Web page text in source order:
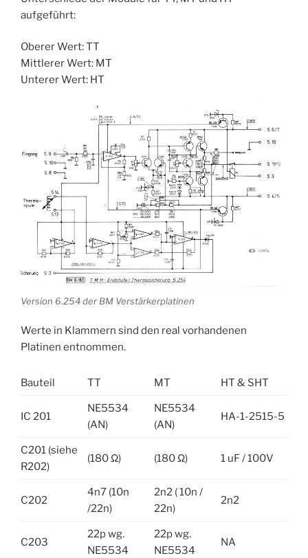
aufgeführt:
Oberer Wert: TT
Mittlerer Wert: MT
Unterer Wert: HT
Version 6.254 der BM Verstärkerplatinen
Werte in Klammern sind den real vorhandenen
Platinen entnommen.
Bauteil TT MT HT & SHT
IC 201
NE5534
(AN)
NE5534
(AN)
HA-1-2515-5
C201 (siehe
R202)
(180 Ω) (180 Ω) 1 uF / 100V
C202
4n7 (10n
/22n)
2n2 ( 10n /
22n)
2n2
C203
22p wg.
NE5534
22p wg.
NE5534
NA